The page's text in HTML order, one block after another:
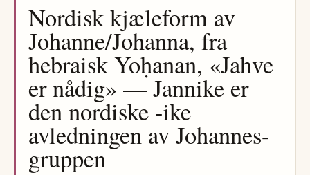
Nordisk kjæleform av
Johanne/Johanna, fra
hebraisk Yoḥanan, «Jahve
er nådig» — Jannike er
den nordiske -ike
avledningen av Johannes-
gruppen